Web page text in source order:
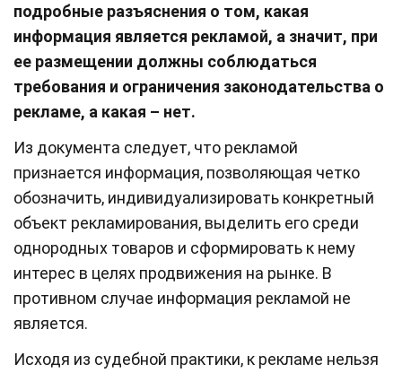
подробные разъяснения о том, какая
информация является рекламой, а значит, при
ее размещении должны соблюдаться
требования и ограничения законодательства о
рекламе, а какая – нет.
Из документа следует, что рекламой
признается информация, позволяющая четко
обозначить, индивидуализировать конкретный
объект рекламирования, выделить его среди
однородных товаров и сформировать к нему
интерес в целях продвижения на рынке. В
противном случае информация рекламой не
является.
Исходя из судебной практики, к рекламе нельзя